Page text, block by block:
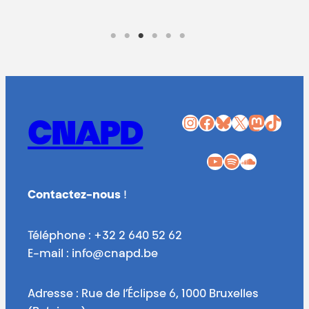
CNAPD InstagramFacebook Bluesky X Mastodon TikTok
YouTube Spotify SoundCloud
Contactez-nous !
Téléphone : +32 2 640 52 62
E-mail : info@cnapd.be
Adresse : Rue de l’Éclipse 6, 1000 Bruxelles